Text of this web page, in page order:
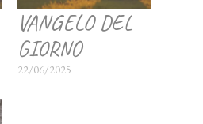
VANGELO DEL
GIORNO
22/06/2025